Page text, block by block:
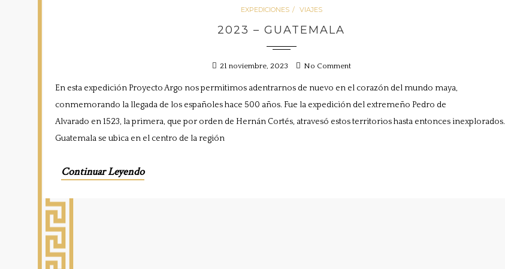
EXPEDICIONES VIAJES
2023 – GUATEMALA
21 noviembre, 2023 No Comment
En esta expedición Proyecto Argo nos permitimos adentrarnos de nuevo en el corazón del mundo maya,
conmemorando la llegada de los españoles hace 500 años. Fue la expedición del extremeño Pedro de
Alvarado en 1523, la primera, que por orden de Hernán Cortés, atravesó estos territorios hasta entonces inexplorados.
Guatemala se ubica en el centro de la región
Continuar Leyendo